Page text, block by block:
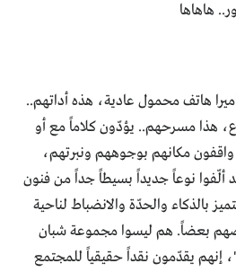
هاهاها
هاتف محمول عادية، هذه أداتهم..
هذا مسرحهم.. يؤدّون كلاماً مع أو
مكانهم بوجوههم ونبرتهم،
نوعاً جديداً بسيطاً جداً من فنون
بالذكاء والحدّة والانضباط لناحية
بعضاً. هم ليسوا مجموعة شبان
إنهم يقدّمون نقداً حقيقياً للمجتمع